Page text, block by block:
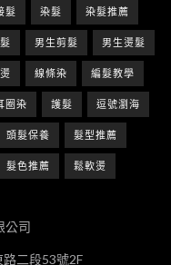
髮 染髮 染髮推薦
男生剪髮 男生燙髮
線條染 編髮教學
圈染 護髮 逗號瀏海
頭髮保養 髮型推薦
髮色推薦 鬆軟燙
公司
二段53號2F